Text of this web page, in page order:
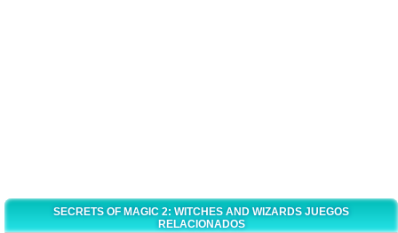
SECRETS OF MAGIC 2: WITCHES AND WIZARDS JUEGOS
RELACIONADOS